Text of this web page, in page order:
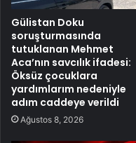
Gülistan Doku
soruşturmasında
tutuklanan Mehmet
Aca’nın savcılık ifadesi:
Öksüz çocuklara
yardımlarım nedeniyle
adım caddeye verildi
Ağustos 8, 2026